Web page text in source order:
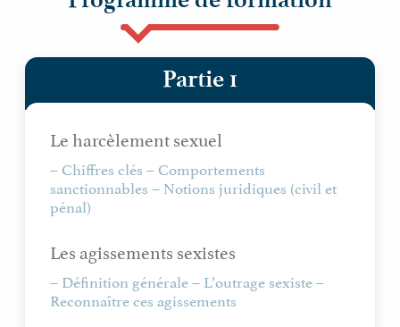
Partie 1
Le harcèlement sexuel
– Chiffres clés – Comportements
sanctionnables – Notions juridiques (civil et
pénal)
Les agissements sexistes
– Définition générale – L’outrage sexiste –
Reconnaître ces agissements